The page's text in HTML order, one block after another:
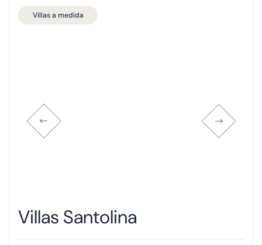
Villas a medida
Villas Santolina